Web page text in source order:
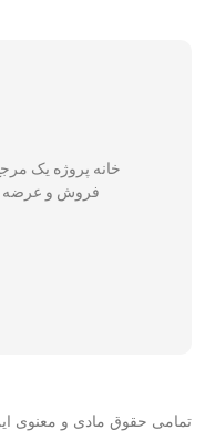
خانه پروژه یک
فروش و عرضه
تمامی حقوق مادی و معنوی